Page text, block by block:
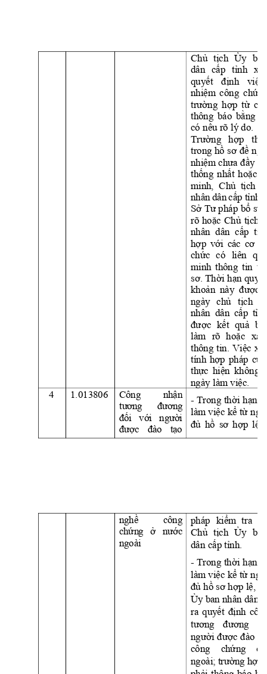
Chủ tịch Ủy
dân cấp tỉnh
quyết
định
việc
nhiệm công
trường hợp từ
thông báo bằng
có nêu rõ lý do.
Trường
hợp
trong hồ sơ đề
nhiệm chưa đầy
thống nhất hoặc
minh, Chủ tịch
nhân dân cấp tỉnh
Sở Tư pháp bổ
rõ hoặc Chủ tịch
nhân  dân cấp
hợp với các cơ
chức có liên
minh thông tin
sơ. Thời hạn quy
khoản này được
ngày chủ tịch
nhân dân cấp
được kết quả bổ
làm rõ hoặc
thông tin. Việc
tính hợp pháp của
thực hiện không
ngày làm việc.
4
1.013806 Công nhận
tương đương
đối với người
được đào tạo
- Trong thời hạn
làm việc kể từ
đủ hồ sơ hợp lệ,
nghề công
chứng ở nước
ngoài
pháp kiểm tra
Chủ tịch Ủy
dân cấp tỉnh.
- Trong thời hạn
làm việc kể từ
đủ hồ sơ hợp lệ,
Ủy ban nhân dân
ra quyết định
tương
đương
người được đào
công
chứng
ở
ngoài; trường hợp